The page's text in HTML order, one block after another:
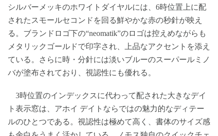
シルバーメッキのホワイトダイヤルには、6時位置上に配
されたスモールセコンドを回る鮮やかな赤の秒針が映え
る。ブランドロゴ下の“neomatik”のロゴは控えめながらも
メタリックゴールドで印字され、上品なアクセントを添え
ている。さらに時・分針には淡いブルーのスーパールミノ
バが塗布されており、視認性にも優れる。
3時位置のインデックスに代わって配された大きなデイ
ト表示窓は、アホイ デイトならではの魅力的なディテー
ルのひとつである。視認性は極めて高く、書体のサイズ感